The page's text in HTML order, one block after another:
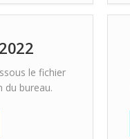
le fichier
du bureau.